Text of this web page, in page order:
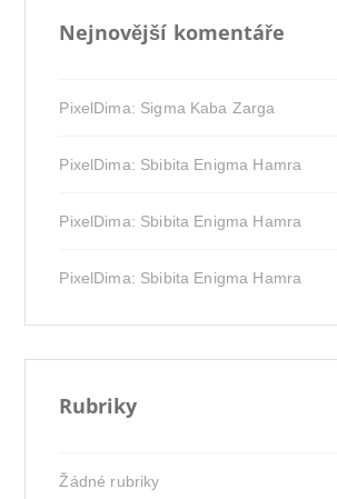
Nejnovější komentáře
PixelDima: Sigma Kaba Zarga
PixelDima: Sbibita Enigma Hamra
PixelDima: Sbibita Enigma Hamra
PixelDima: Sbibita Enigma Hamra
Rubriky
Žádné rubriky